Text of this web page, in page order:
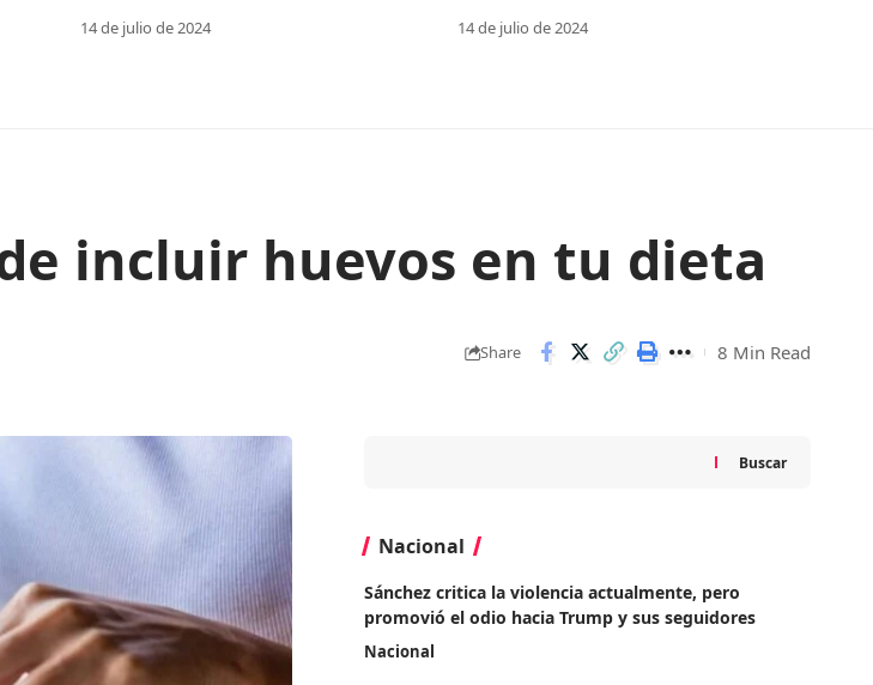
14 de julio de 2024 14 de julio de 2024
incluir huevos en tu dieta
Share 8 Min Read
Buscar
Nacional
Sánchez critica la violencia actualmente, pero
promovió el odio hacia Trump y sus seguidores
Nacional